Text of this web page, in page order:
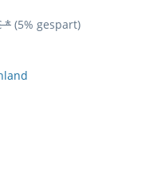
* (5% gespart)